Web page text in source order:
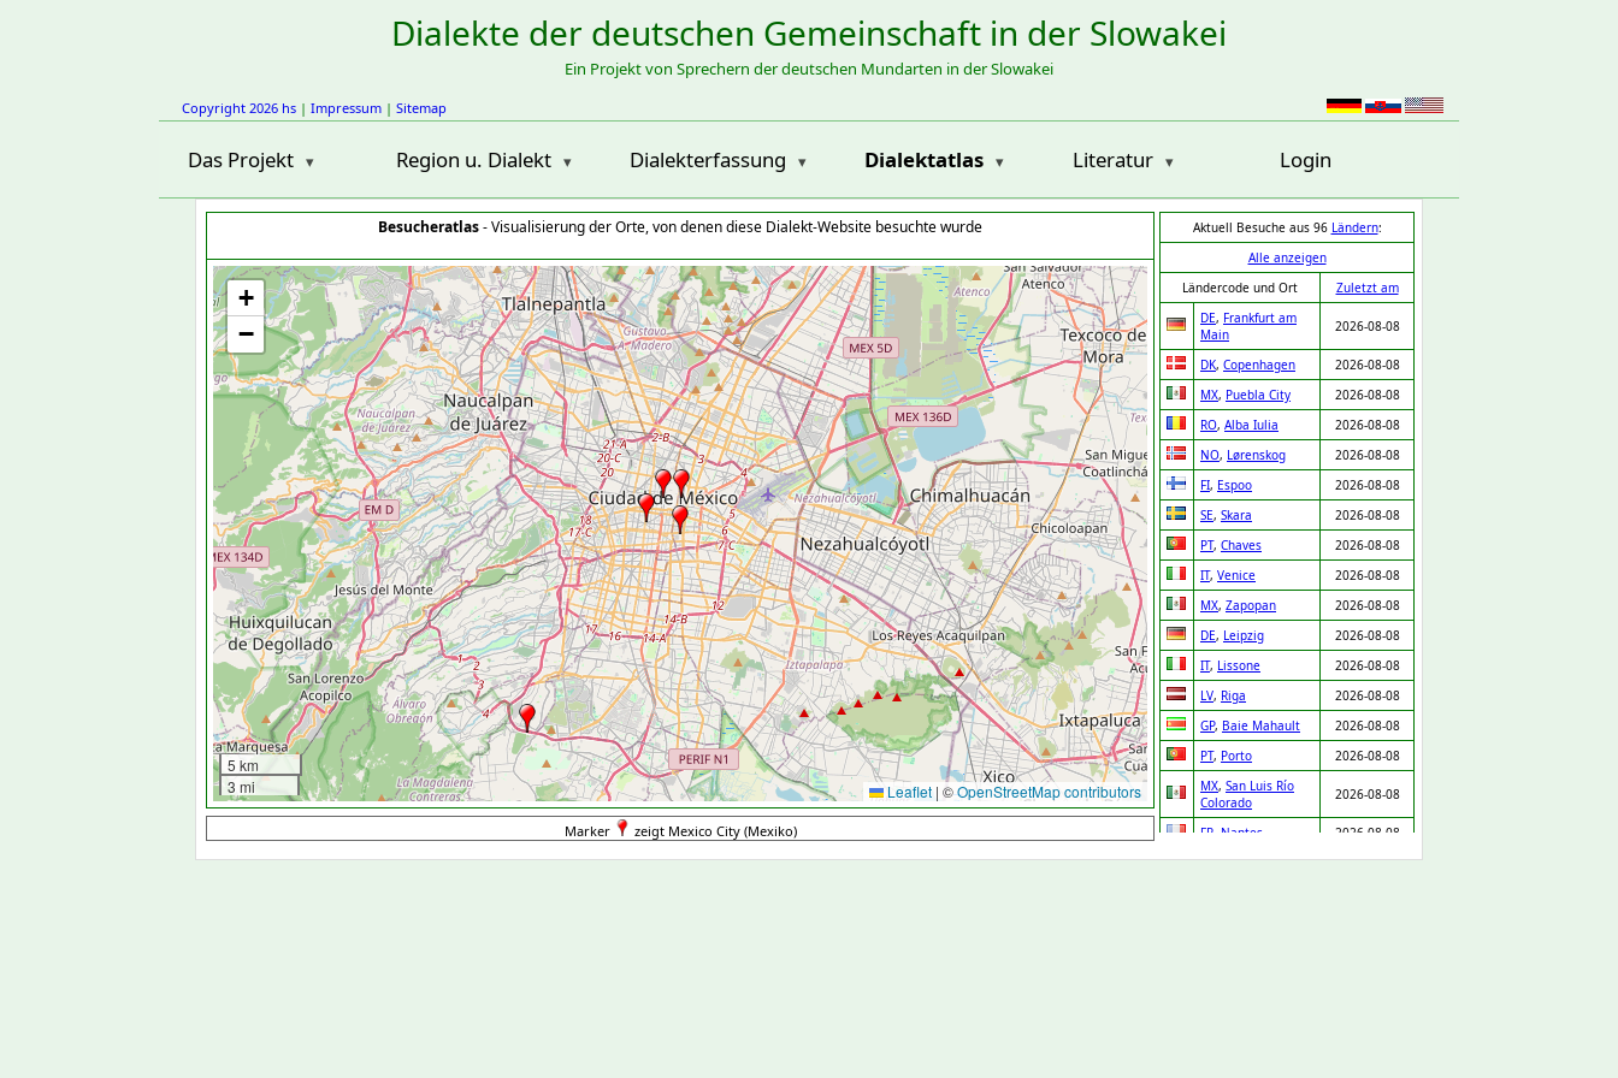
Dialekte der deutschen Gemeinschaft in der Slowakei
Ein Projekt von Sprechern der deutschen Mundarten in der Slowakei
Copyright 2026 hs | Impressum | Sitemap
Das Projekt Region u. Dialekt Dialekterfassung Dialektatlas Literatur Login
Besucheratlas- Visualisierung der Orte, von denen diese Dialekt-Website besuchte wurde
+
−
5 km
3 mi
Leaflet | ©OpenStreetMap contributors
Aktuell Besuche aus 96 Ländern:
Alle anzeigen
Ländercode und Ort
Zuletzt am
DE, Frankfurt am
Main
2026-08-08
DK, Copenhagen
2026-08-08
MX, Puebla City
2026-08-08
RO, Alba Iulia
2026-08-08
NO, Lørenskog
2026-08-08
FI, Espoo
2026-08-08
SE, Skara
2026-08-08
PT, Chaves
2026-08-08
IT, Venice
2026-08-08
MX, Zapopan
2026-08-08
DE, Leipzig
2026-08-08
IT, Lissone
2026-08-08
LV, Riga
2026-08-08
GP, Baie Mahault
2026-08-08
PT, Porto
2026-08-08
MX, San Luis Río
Colorado
2026-08-08
FR Nantes
2026-08-08
IT,Salerno
2026-08-08
Marker zeigt Mexico City (Mexiko)